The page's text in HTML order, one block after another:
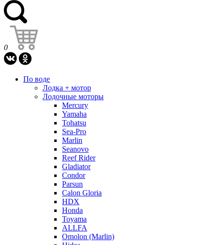
0
По воде
Лодка + мотор
Лодочные моторы
Mercury
Yamaha
Tohatsu
Sea-Pro
Marlin
Seanovo
Reef Rider
Gladiator
Condor
Parsun
Calon Gloria
HDX
Honda
Toyama
ALLFA
Omolon (Marlin)